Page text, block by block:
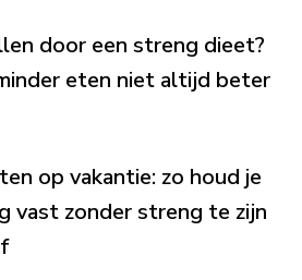
door een streng dieet?
eten niet altijd beter
op vakantie: zo houd je
vast zonder streng te zijn